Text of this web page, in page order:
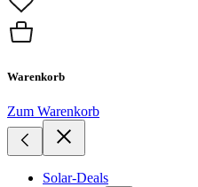
Warenkorb
Zum Warenkorb
Solar-Deals